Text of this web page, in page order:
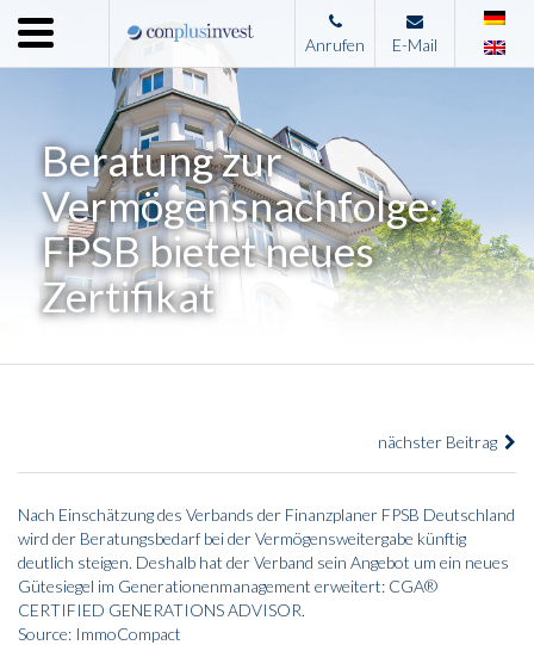
Menu
Home
Unternehmen
Leistungen
Immobilienangebote
News
Presse
Anrufen E-Mail
Beratung zur
Vermögensnachfolge:
FPSB bietet neues
Zertifikat
nächster Beitrag
Nach Einschätzung des Verbands der Finanzplaner FPSB Deutschland
wird der Beratungsbedarf bei der Vermögensweitergabe künftig
deutlich steigen. Deshalb hat der Verband sein Angebot um ein neues
Gütesiegel im Generationenmanagement erweitert: CGA®
CERTIFIED GENERATIONS ADVISOR.
Source: ImmoCompact